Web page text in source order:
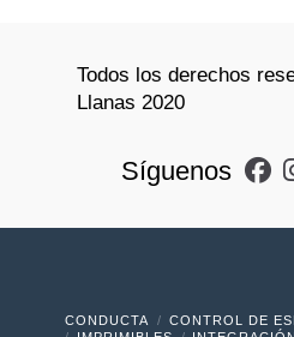
Todos los derechos
Llanas 2020
Síguenos
CONDUCTA CONTROL DE